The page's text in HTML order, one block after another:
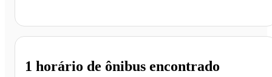
1 horário de ônibus encontrado